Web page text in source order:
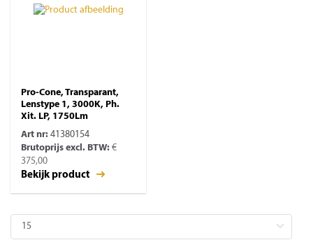
Pro-Cone, Transparant,
Lenstype 1, 3000K, Ph.
Xit. LP, 1750Lm
Art nr: 41380154
Brutoprijs excl. BTW: €
375,00
Bekijk product